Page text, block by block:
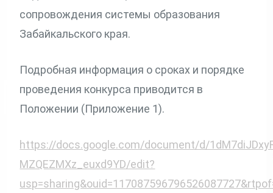
сопровождения системы образования
Забайкальского края.
Подробная информация о сроках и порядке
проведения конкурса приводится в
Положении (Приложение 1).
https://docs.google.com/document/d/
MZQEZMXz_euxd9YD/edit?